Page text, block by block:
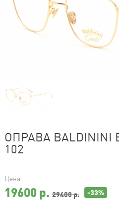
ОПРАВА BALDININI
102
Цена:
19600р. 29400 р. -33%